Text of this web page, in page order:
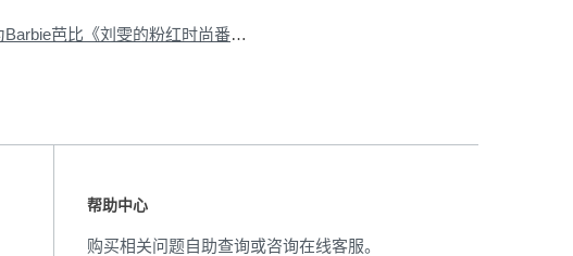
下一篇：为Barbie芭比《刘雯的粉红时尚番》视频提供音乐版权
帮助中心
购买相关问题自助查询或咨询在线客服。